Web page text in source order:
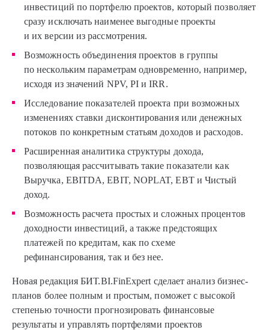
инвестиций по портфелю проектов, который позволяет
сразу исключать наименее выгодные проекты
и их версии из рассмотрения.
Возможность объединения проектов в группы
по нескольким параметрам одновременно, например,
исходя из значений NPV, PI и IRR.
Исследование показателей проекта при возможных
изменениях ставки дисконтирования или денежных
потоков по конкретным статьям доходов и расходов.
Расширенная аналитика структуры дохода,
позволяющая рассчитывать такие показатели как
Выручка, EBITDA, EBIT, NOPLAT, EBT и Чистый
доход.
Возможность расчета простых и сложных процентов
доходности инвестиций, а также предстоящих
платежей по кредитам, как по схеме
рефинансирования, так и без нее.
Новая редакция БИТ.BI.FinExpert сделает анализ бизнес-
планов более полным и простым, поможет с высокой
степенью точности прогнозировать финансовые
результаты и управлять портфелями проектов